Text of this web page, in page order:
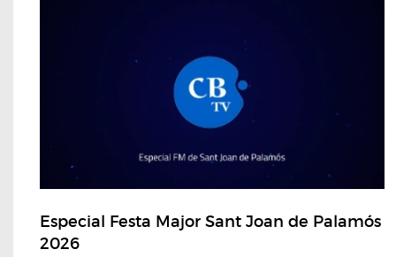
Especial Festa Major Sant Joan de Palamós
2026